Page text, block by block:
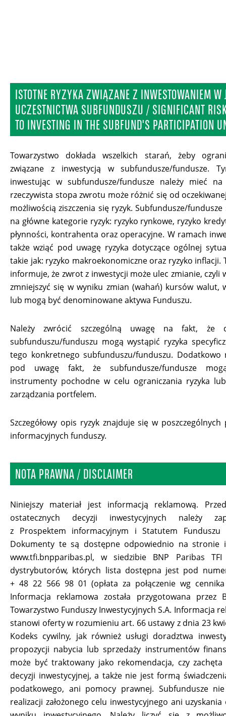
ISTOTNE RYZYKA ZWIĄZANE Z INWESTOWANIEM W
UCZESTNICTWA SUBFUNDUSZU / SIGNIFICANT
TO INVESTING IN THE SUBFUND'S PARTICIPATION
Towarzystwo dokłada wszelkich starań, żeby
związane z inwestycją w subfundusze/fundusze.
inwestując w subfundusze/fundusze należy mieć na
rzeczywista stopa zwrotu może różnić się od
możliwością ziszczenia się ryzyk. Subfundusze/
na główne kategorie ryzyk: ryzyko rynkowe, ryzyko
płynności, kontrahenta oraz operacyjne. W ramach
także wziąć pod uwagę ryzyka dotyczące ogólnej
takie jak: ryzyko makroekonomiczne oraz ryzyko inflacji.
informuje, że zwrot z inwestycji może ulec zmianie, czyli
zmniejszyć się w wyniku zmian (wahań) kursów walut,
lub mogą być denominowane aktywa Funduszu.
Należy zwrócić szczególną uwagę na fakt, że
subfunduszu/funduszu mogą wystąpić ryzyka
tego konkretnego subfunduszu/funduszu. Dodatkowo
pod uwagę fakt, że subfundusze/fundusze
instrumenty pochodne w celu ograniczania ryzyka
zarządzania portfelem.
Szczegółowy opis ryzyk znajduje się w
informacyjnych funduszy.
NOTA PRAWNA / DISCLAIMER
Niniejszy materiał jest informacją reklamową.
ostatecznych decyzji inwestycyjnych należy
z Prospektem informacyjnym i Statutem Funduszu
Dokumenty te są dostępne odpowiednio na stronie
www.tfi.bnpparibas.pl, w siedzibie BNP Paribas
dystrybutorów, których lista dostępna jest pod
+ 48 22 566 98 01 (opłata za połączenie wg
Informacja reklamowa została przygotowana przez
Towarzystwo Funduszy Inwestycyjnych S.A. Informacja
stanowi oferty w rozumieniu art. 66 ustawy z dnia 23
Kodeks cywilny, jak również usługi doradztwa
propozycji nabycia lub sprzedaży instrumentów
może być traktowany jako rekomendacja, czy
decyzji inwestycyjnej, a także nie jest formą
podatkowego, ani pomocy prawnej. Subfundusze
realizacji założonego celu inwestycyjnego ani